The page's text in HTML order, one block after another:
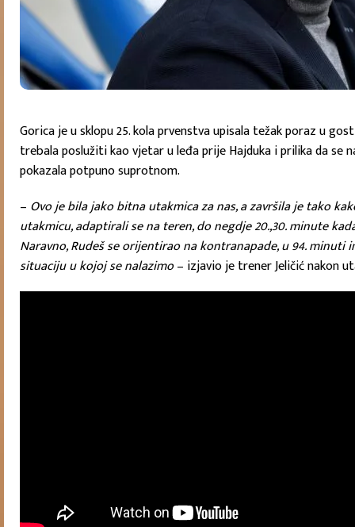
Gorica je u sklopu 25. kola prvenstva upisala težak poraz u
trebala poslužiti kao vjetar u leđa prije Hajduka i prilika da se
pokazala potpuno suprotnom.
– Ovo je bila jako bitna utakmica za nas, a završila je tako
utakmicu, adaptirali se na teren, do negdje 20.,30. minute
Naravno, Rudeš se orijentirao na kontranapade, u 94.
situaciju u kojoj se nalazimo– izjavio je trener Jeličić nakon